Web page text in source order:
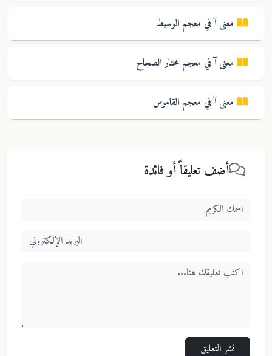
آفي معجم الوسيط
آفي معجم مختار الصحاح
آفي معجم القاموس
أضف تعليقاً أو فائدة
نشر التعليق